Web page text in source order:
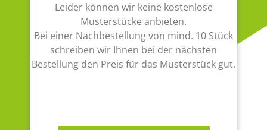
Leider können wir keine kostenlose
Musterstücke anbieten.
Bei einer Nachbestellung von mind. 10 Stück
schreiben wir Ihnen bei der nächsten
Bestellung den Preis für das Musterstück gut.